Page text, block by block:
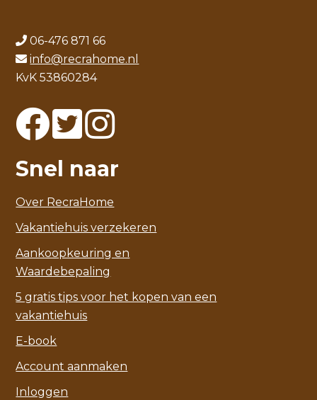
06-476 871 66
info@recrahome.nl
KvK 53860284
Snel naar
Over RecraHome
Vakantiehuis verzekeren
Aankoopkeuring en
Waardebepaling
5 gratis tips voor het kopen van een
vakantiehuis
E-book
Account aanmaken
Inloggen